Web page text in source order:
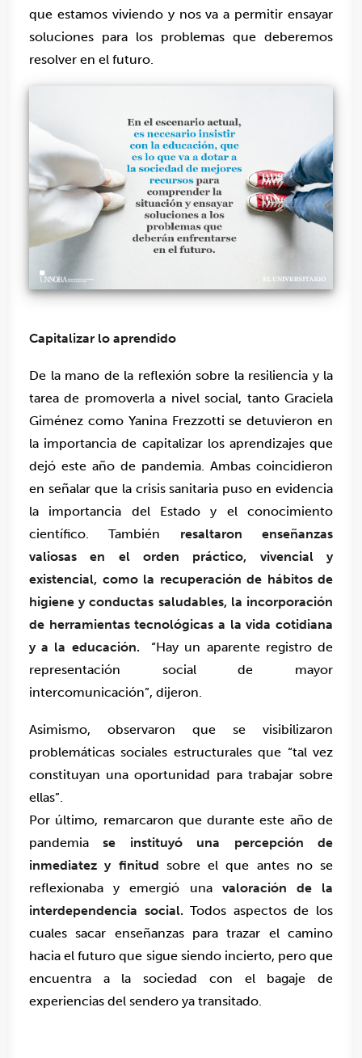
que estamos viviendo y nos va a permitir ensayar
soluciones para los problemas que deberemos
resolver en el futuro.
Capitalizar lo aprendido
De la mano de la reflexión sobre la resiliencia y la
tarea de promoverla a nivel social, tanto Graciela
Giménez como Yanina Frezzotti se detuvieron en
la importancia de capitalizar los aprendizajes que
dejó este año de pandemia. Ambas coincidieron
en señalar que la crisis sanitaria puso en evidencia
la importancia del Estado y el conocimiento
científico. También resaltaron enseñanzas
valiosas en el orden práctico, vivencial y
existencial, como la recuperación de hábitos de
higiene y conductas saludables, la incorporación
de herramientas tecnológicas a la vida cotidiana
y a la educación.
“Hay un aparente registro de
representación social de mayor
intercomunicación”, dijeron.
Asimismo, observaron que se visibilizaron
problemáticas sociales estructurales que “tal vez
constituyan una oportunidad para trabajar sobre
ellas”.
Por último, remarcaron que durante este año de
pandemiase instituyó una percepción de
inmediatez y finitud sobre el que antes no se
reflexionaba y emergió una valoración de la
interdependencia social.Todos aspectos de los
cuales sacar enseñanzas para trazar el camino
hacia el futuro que sigue siendo incierto, pero que
encuentra a la sociedad con el bagaje de
experiencias del sendero ya transitado.